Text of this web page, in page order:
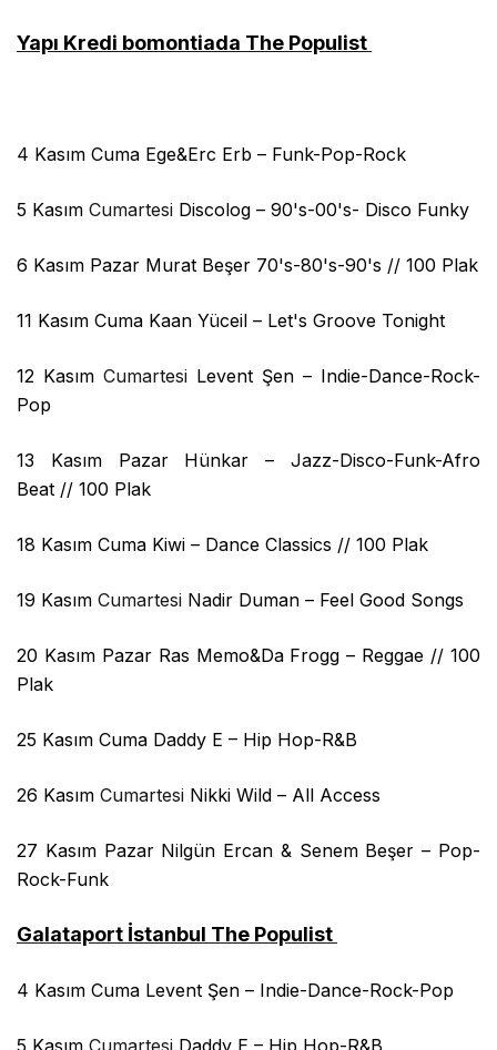
Yapı Kredi bomontiada The Populist
4 Kasım Cuma Ege&Erc Erb – Funk-Pop-Rock
5 Kasım Cumartesi Discolog – 90's-00's- Disco Funky
6 Kasım Pazar Murat Beşer 70's-80's-90's // 100 Plak
11 Kasım Cuma Kaan Yüceil – Let's Groove Tonight
12 Kasım Cumartesi Levent Şen – Indie-Dance-Rock-
Pop
13 Kasım Pazar Hünkar – Jazz-Disco-Funk-Afro
Beat // 100 Plak
18 Kasım Cuma Kiwi – Dance Classics // 100 Plak
19 Kasım Cumartesi Nadir Duman – Feel Good Songs
20 Kasım Pazar Ras Memo&Da Frogg – Reggae // 100
Plak
25 Kasım Cuma Daddy E – Hip Hop-R&B
26 Kasım Cumartesi Nikki Wild – All Access
27 Kasım Pazar Nilgün Ercan & Senem Beşer – Pop-
Rock-Funk
Galataport İstanbul The Populist
4 Kasım Cuma Levent Şen – Indie-Dance-Rock-Pop
5 Kasım Cumartesi Daddy E – Hip Hop-R&B